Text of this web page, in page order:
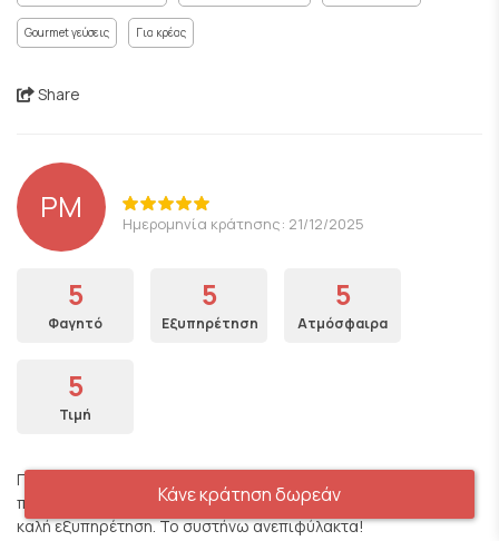
Gourmet γεύσεις Για κρέας
Share
PM Ημερομηνία κράτησης: 21/12/2025
5
Φαγητό
5
Εξυπηρέτηση
5
Ατμόσφαιρα
5
Τιμή
Προκειται για ενα ομορφο χώρο που σου θυμιζει κατι απο τα
παλια, με πολυ ωραιο φαγητο με γευσεις σπιτικες και με πολύ
καλή εξυπηρέτηση. Το συστήνω ανεπιφύλακτα!
Κάνε κράτηση δωρεάν